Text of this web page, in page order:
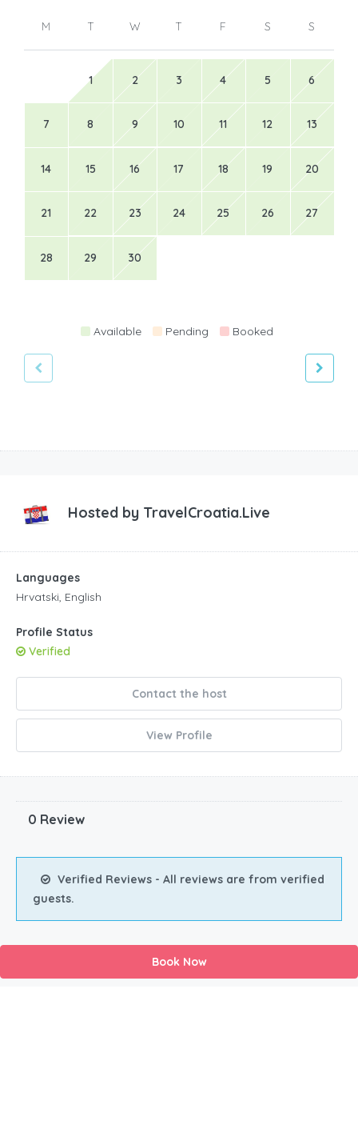
M T W T F S S
1 2 3 4 5 6
7 8 9 10 11 12 13
14 15 16 17 18 19 20
21 22 23 24 25 26 27
28 29 30
Available Pending Booked
Hosted by TravelCroatia.Live
Languages
Hrvatski, English
Profile Status
Verified
Contact the host
View Profile
0 Review
Verified Reviews - All reviews are from verified
guests.
Book Now